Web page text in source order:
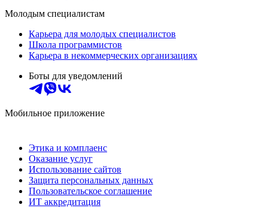
Молодым специалистам
Карьера для молодых специалистов
Школа программистов
Карьера в некоммерческих организациях
Боты для уведомлений
Мобильное приложение
Этика и комплаенс
Оказание услуг
Использование сайтов
Защита персональных данных
Пользовательское соглашение
ИТ аккредитация